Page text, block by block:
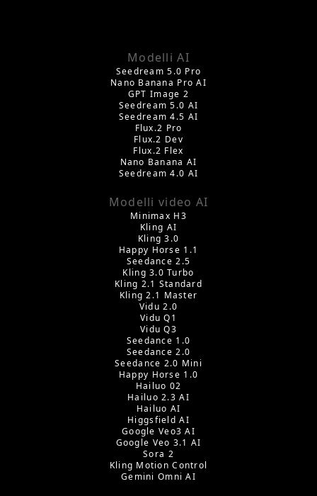
Modelli AI
Seedream 5.0 Pro
Nano Banana Pro AI
GPT Image 2
Seedream 5.0 AI
Seedream 4.5 AI
Flux.2 Pro
Flux.2 Dev
Flux.2 Flex
Nano Banana AI
Seedream 4.0 AI
Modelli video AI
Minimax H3
Kling AI
Kling 3.0
Happy Horse 1.1
Seedance 2.5
Kling 3.0 Turbo
Kling 2.1 Standard
Kling 2.1 Master
Vidu 2.0
Vidu Q1
Vidu Q3
Seedance 1.0
Seedance 2.0
Seedance 2.0 Mini
Happy Horse 1.0
Hailuo 02
Hailuo 2.3 AI
Hailuo AI
Higgsfield AI
Google Veo3 AI
Google Veo 3.1 AI
Sora 2
Kling Motion Control
Gemini Omni AI